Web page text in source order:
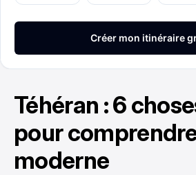
Téhéran : 6
pour comprendre
moderne